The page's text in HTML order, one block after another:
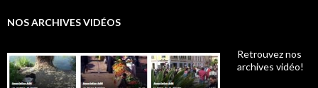
NOS ARCHIVES VIDÉOS
Retrouvez nos
archives vidéo!